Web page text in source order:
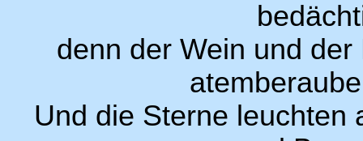
denn der Wein und
Und die Sterne leuchten